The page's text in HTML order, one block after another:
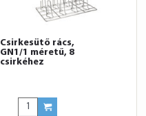
Csirkesütő rács,
GN1/1 méretű, 8
csirkéhez